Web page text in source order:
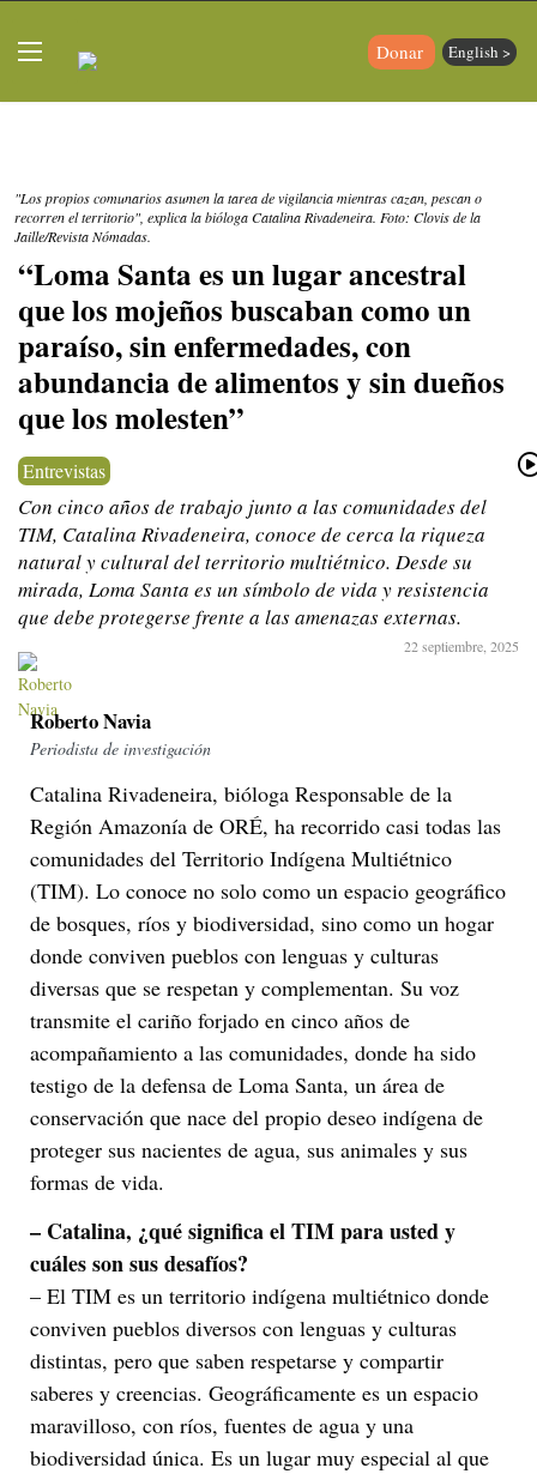
Donar English >
"Los propios comunarios asumen la tarea de vigilancia mientras cazan, pescan o
recorren el territorio", explica la bióloga Catalina Rivadeneira. Foto: Clovis de la
Jaille/Revista Nómadas.
“Loma Santa es un lugar ancestral
que los mojeños buscaban como un
paraíso, sin enfermedades, con
abundancia de alimentos y sin dueños
que los molesten”
Entrevistas
Con cinco años de trabajo junto a las comunidades del
TIM, Catalina Rivadeneira, conoce de cerca la riqueza
natural y cultural del territorio multiétnico. Desde su
mirada, Loma Santa es un símbolo de vida y resistencia
que debe protegerse frente a las amenazas externas.
22 septiembre, 2025
Roberto Navia
Periodista de investigación
Catalina Rivadeneira, bióloga Responsable de la
Región Amazonía de ORÉ, ha recorrido casi todas las
comunidades del Territorio Indígena Multiétnico
(TIM). Lo conoce no solo como un espacio geográfico
de bosques, ríos y biodiversidad, sino como un hogar
donde conviven pueblos con lenguas y culturas
diversas que se respetan y complementan. Su voz
transmite el cariño forjado en cinco años de
acompañamiento a las comunidades, donde ha sido
testigo de la defensa de Loma Santa, un área de
conservación que nace del propio deseo indígena de
proteger sus nacientes de agua, sus animales y sus
formas de vida.
– Catalina, ¿qué significa el TIM para usted y
cuáles son sus desafíos?
– El TIM es un territorio indígena multiétnico donde
conviven pueblos diversos con lenguas y culturas
distintas, pero que saben respetarse y compartir
saberes y creencias. Geográficamente es un espacio
maravilloso, con ríos, fuentes de agua y una
biodiversidad única. Es un lugar muy especial al que